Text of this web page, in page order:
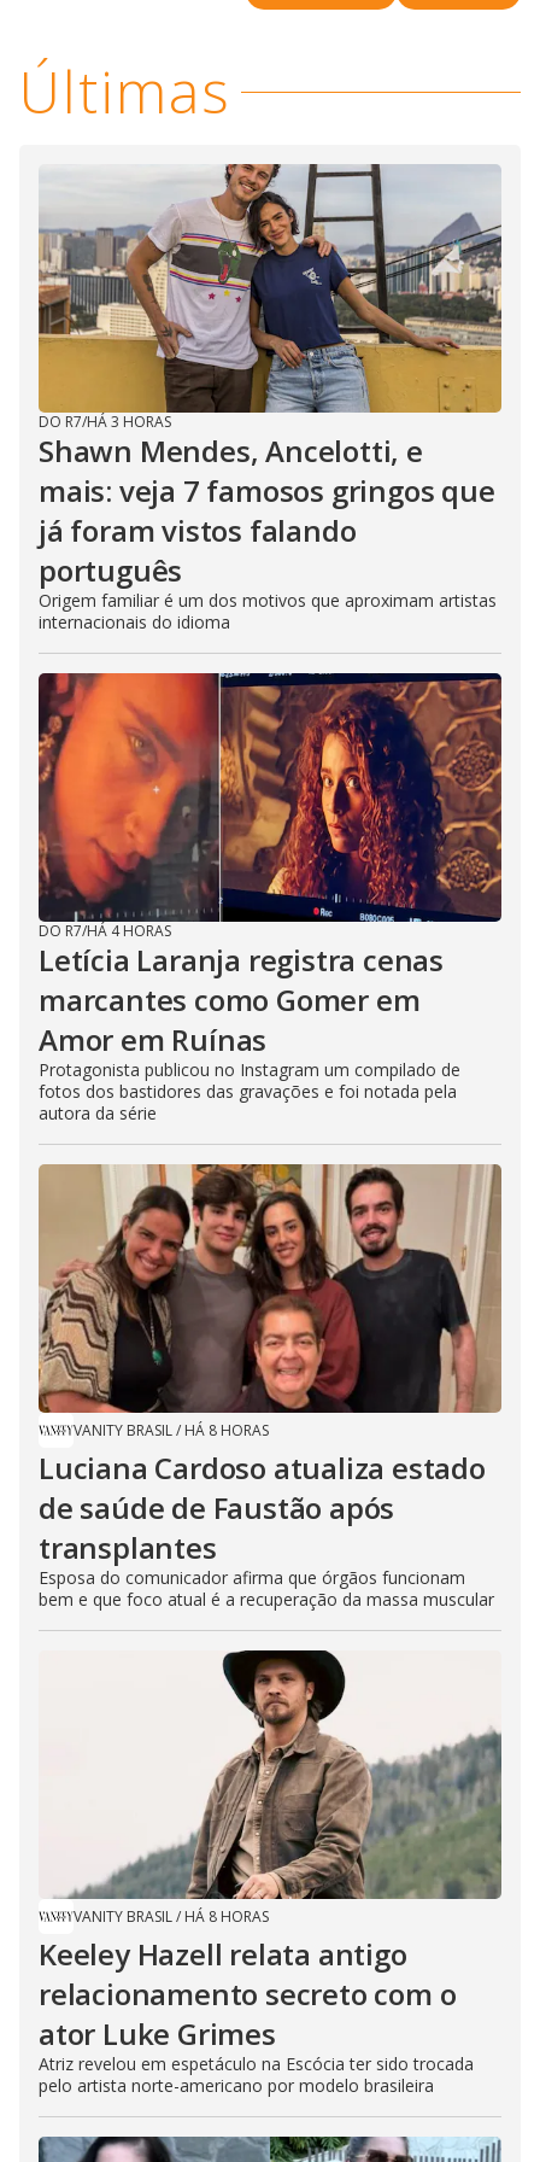
e
o
Últimas
DO R7/HÁ 3 HORAS
Shawn Mendes, Ancelotti, e
mais: veja 7 famosos gringos que
já foram vistos falando
português
Origem familiar é um dos motivos que aproximam artistas
internacionais do idioma
DO R7/HÁ 4 HORAS
Letícia Laranja registra cenas
marcantes como Gomer em
Amor em Ruínas
Protagonista publicou no Instagram um compilado de
fotos dos bastidores das gravações e foi notada pela
autora da série
VANITY BRASIL/ HÁ 8 HORAS
Luciana Cardoso atualiza estado
de saúde de Faustão após
transplantes
Esposa do comunicador afirma que órgãos funcionam
bem e que foco atual é a recuperação da massa muscular
VANITY BRASIL/ HÁ 8 HORAS
Keeley Hazell relata antigo
relacionamento secreto com o
ator Luke Grimes
Atriz revelou em espetáculo na Escócia ter sido trocada
pelo artista norte-americano por modelo brasileira